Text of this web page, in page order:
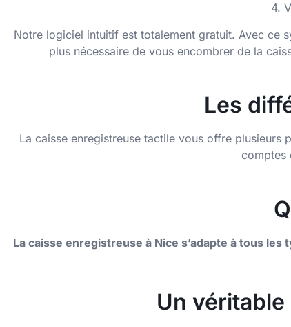
4.
Notre logiciel intuitif est totalement gratuit. Avec ce
plus nécessaire de vous encombrer de la
Les
La caisse enregistreuse tactile vous offre
comptes
La caisse enregistreuse à Nice s’adapte à tous les
Un